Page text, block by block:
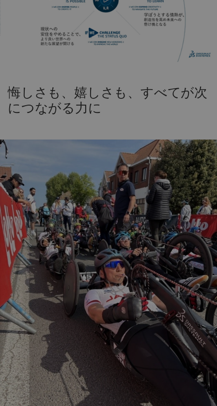
悔しさも、嬉しさも、すべてが次
につながる力に